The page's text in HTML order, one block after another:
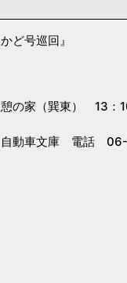
ど号巡回』
憩の家（巽東） 13：
自動車文庫 電話